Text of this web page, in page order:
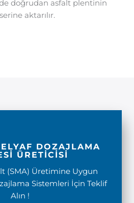
doğrudan asfalt plentinin
aktarılır.
DOZAJLAMA
ÜRETİCİSİ
(SMA) Üretimine Uygun
Sistemleri İçin Teklif
Alın !